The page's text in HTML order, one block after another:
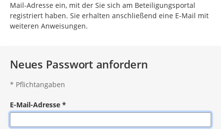
Mail-Adresse ein, mit der Sie sich am Beteiligungsportal
registriert haben. Sie erhalten anschließend eine E-Mail mit
weiteren Anweisungen.
Neues Passwort anfordern
* Pflichtangaben
E-Mail-Adresse *